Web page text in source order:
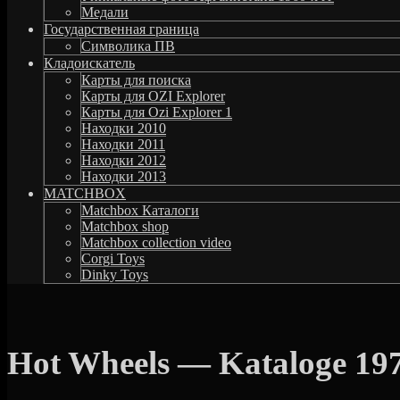
Медали
Государственная граница
Символика ПВ
Кладоискатель
Карты для поиска
Карты для OZI Explorer
Карты для Ozi Explorer 1
Находки 2010
Находки 2011
Находки 2012
Находки 2013
MATCHBOX
Matchbox Каталоги
Matchbox shop
Matchbox collection video
Corgi Toys
Dinky Toys
Hot Wheels — Kataloge